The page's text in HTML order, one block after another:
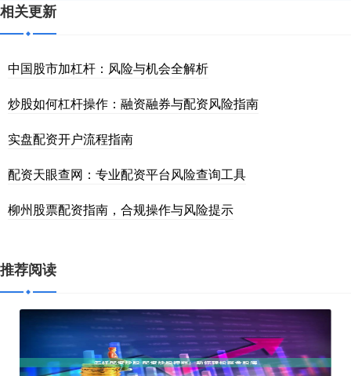
相关更新
中国股市加杠杆：风险与机会全解析
炒股如何杠杆操作：融资融券与配资风险指南
实盘配资开户流程指南
配资天眼查网：专业配资平台风险查询工具
柳州股票配资指南，合规操作与风险提示
推荐阅读